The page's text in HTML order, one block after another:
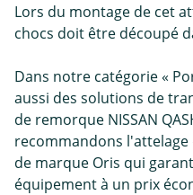
Lors du montage de cet
chocs doit être découpé
Dans notre catégorie «
aussi des solutions de
de remorque NISSAN
recommandons
de marque Oris qui
équipement à un prix